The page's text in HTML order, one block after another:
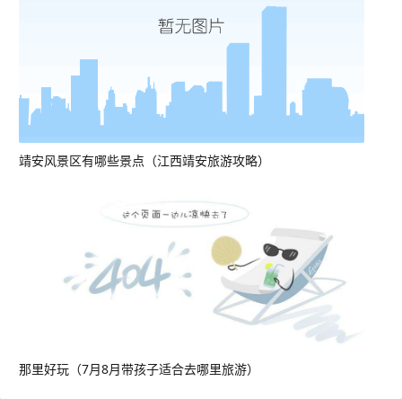
靖安风景区有哪些景点（江西靖安旅游攻略）
那里好玩（7月8月带孩子适合去哪里旅游）